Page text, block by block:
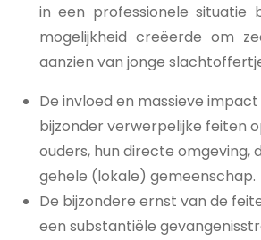
in een professionele situatie
mogelijkheid creëerde om
aanzien van jonge
De invloed en massieve
bijzonder verwerpelijke feiten
ouders, hun directe omgeving,
gehele (lokale) gemeenschap.
De bijzondere ernst van de
een substantiële